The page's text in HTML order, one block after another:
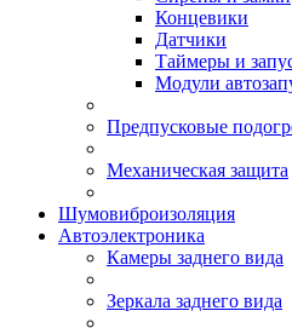
Концевики
Датчики
Таймеры и
Модули
Предпусковые
Механическая защита
Шумовиброизоляция
Автоэлектроника
Камеры заднего вида
Зеркала заднего вида